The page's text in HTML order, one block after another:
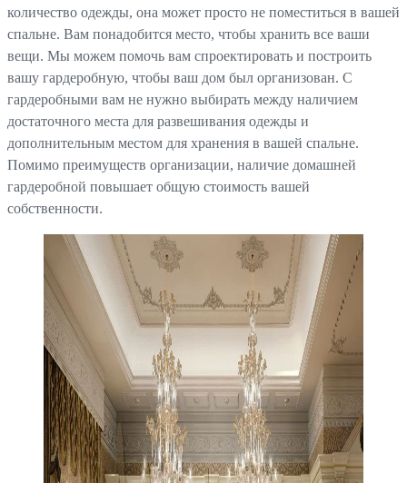
количество одежды, она может просто не поместиться в вашей
спальне. Вам понадобится место, чтобы хранить все ваши
вещи. Мы можем помочь вам спроектировать и построить
вашу гардеробную, чтобы ваш дом был организован. С
гардеробными вам не нужно выбирать между наличием
достаточного места для развешивания одежды и
дополнительным местом для хранения в вашей спальне.
Помимо преимуществ организации, наличие домашней
гардеробной повышает общую стоимость вашей
собственности.